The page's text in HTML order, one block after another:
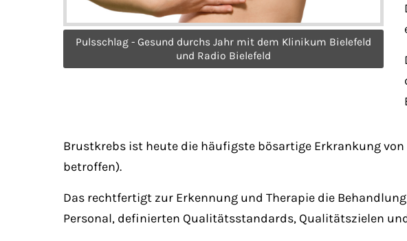
Pulsschlag - Gesund durchs Jahr mit dem Klinikum Bielefeld
und Radio Bielefeld
Brustkrebs ist heute die häufigste bösartige Erkrankung
betroffen).
Das rechtfertigt zur Erkennung und Therapie die
Personal, definierten Qualitätsstandards, Qualitätszielen